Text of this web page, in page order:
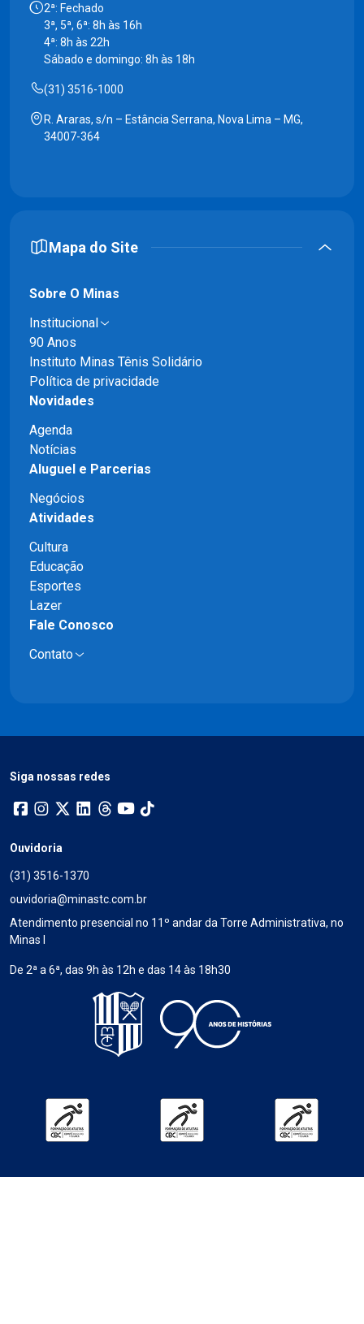
2ª: Fechado
3ª, 5ª, 6ª: 8h às 16h
4ª: 8h às 22h
Sábado e domingo: 8h às 18h
(31) 3516-1000
R. Araras, s/n – Estância Serrana, Nova Lima – MG,
34007-364
Mapa do Site
Sobre O Minas
Institucional
90 Anos
Instituto Minas Tênis Solidário
Política de privacidade
Novidades
Agenda
Notícias
Aluguel e Parcerias
Negócios
Atividades
Cultura
Educação
Esportes
Lazer
Fale Conosco
Contato
Siga nossas redes
Ouvidoria
(31) 3516-1370
ouvidoria@minastc.com.br
Atendimento presencial no 11º andar da Torre Administrativa, no
Minas I
De 2ª a 6ª, das 9h às 12h e das 14 às 18h30